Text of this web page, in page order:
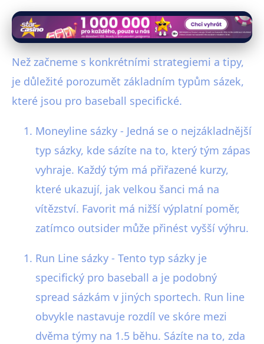
Než začneme s konkrétními strategiemi a tipy,
je důležité porozumět základním typům sázek,
které jsou pro baseball specifické.
Moneyline sázky - Jedná se o nejzákladnější
typ sázky, kde sázíte na to, který tým zápas
vyhraje. Každý tým má přiřazené kurzy,
které ukazují, jak velkou šanci má na
vítězství. Favorit má nižší výplatní poměr,
zatímco outsider může přinést vyšší výhru.
Run Line sázky - Tento typ sázky je
specifický pro baseball a je podobný
spread sázkám v jiných sportech. Run line
obvykle nastavuje rozdíl ve skóre mezi
dvěma týmy na 1.5 běhu. Sázíte na to, zda